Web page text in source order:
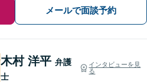
メールで面談予約
木村 洋平 弁護
士
インタビューを見
る